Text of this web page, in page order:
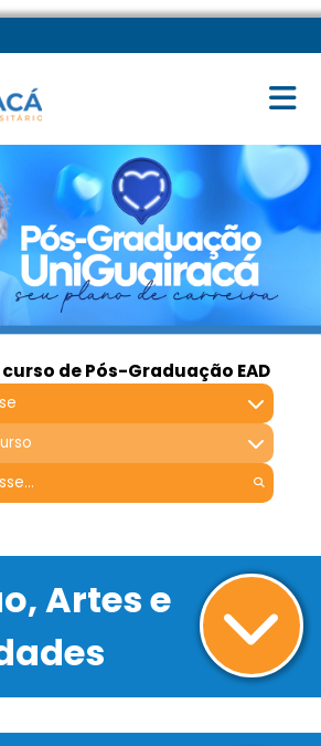
curso de Pós-Graduação EAD
Artes e